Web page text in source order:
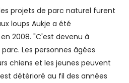
projets de parc naturel furent
loups Aukje a été
2008. "C'est devenu à
Les personnes âgées
chiens et les jeunes peuvent
détérioré au fil des années